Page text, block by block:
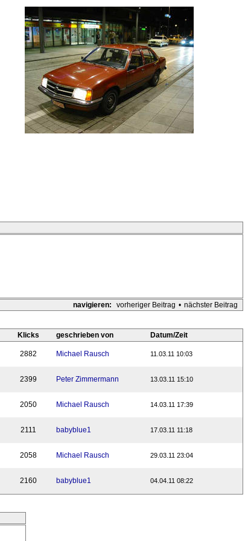
navigieren: vorheriger Beitrag • nächster Beitrag
Klicks geschrieben von Datum/Zeit
2882 Michael Rausch 11.03.11 10:03
2399 Peter Zimmermann 13.03.11 15:10
2050 Michael Rausch 14.03.11 17:39
2111 babyblue1 17.03.11 11:18
2058 Michael Rausch 29.03.11 23:04
2160 babyblue1 04.04.11 08:22